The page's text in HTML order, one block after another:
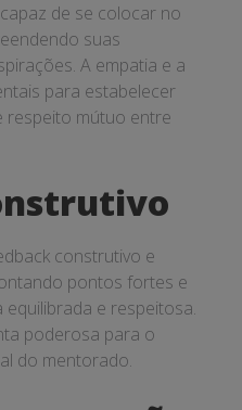
de se colocar no
suas
A empatia e a
para estabelecer
respeito mútuo entre
construtivo e
pontos fortes e
e respeitosa.
poderosa para o
do mentorado.